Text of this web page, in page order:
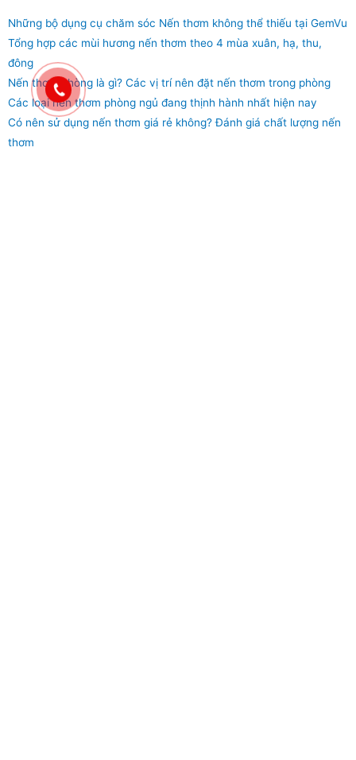
Những bộ dụng cụ chăm sóc Nến thơm không thể thiếu tại GemVu
Tổng hợp các mùi hương nến thơm theo 4 mùa xuân, hạ, thu,
đông
Nến thơm phòng là gì? Các vị trí nên đặt nến thơm trong phòng
Các loại nến thơm phòng ngủ đang thịnh hành nhất hiện nay
Có nên sử dụng nến thơm giá rẻ không? Đánh giá chất lượng nến
thơm